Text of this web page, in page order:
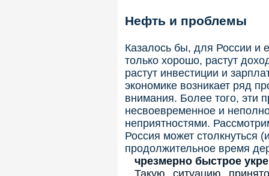
Нефть и проблемы
Казалось бы, для России и
только хорошо, растут
растут инвестиции и
экономике возникает ряд
внимания. Более того, эти
несвоевременное и
неприятностями.
Россия может столкнуться
продолжительное время
чрезмерно быстрое